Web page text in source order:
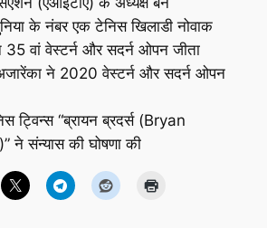
के नंबर एक टेनिस खिलाडी नोवाक
35 वां वेस्टर्न और सदर्न ओपन जीता
अजारेंका ने 2020 वेस्टर्न और सदर्न ओपन
ट्विन्स “ब्रायन ब्रदर्स (Bryan
ने संन्यास की घोषणा की